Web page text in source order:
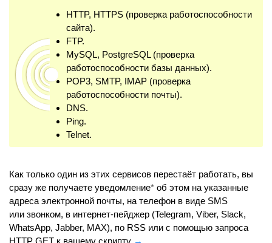
HTTP, HTTPS (проверка работоспособности
сайта).
FTP.
MySQL, PostgreSQL (проверка
работоспособности базы данных).
POP3, SMTP, IMAP (проверка
работоспособности почты).
DNS.
Ping.
Telnet.
Как только один из этих сервисов перестаёт работать, вы
сразу же получаете уведомление* об этом на указанные
адреса электронной почты, на телефон в виде SMS
или звонком, в интернет-пейджер (Telegram, Viber, Slack,
WhatsApp, Jabber, MAX), по RSS или с помощью запроса
HTTP GET к вашему скрипту →